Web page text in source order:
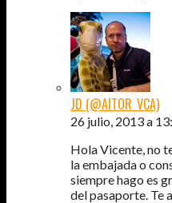
JD (@AITOR_VCA)
26 julio, 2013 a
Hola Vicente, no
la embajada o
siempre hago es
del pasaporte. Te